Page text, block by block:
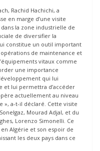
Rachid Hachichi, a
en marge d’une visite
la zone industrielle de
de diversifier la
constitue un outil important
opérations de maintenance et
vitaux comme
une importance
qui lui
et lui permettra d’accéder
actuellement au niveau
», a-t-il déclaré. Cette visite
Mourad Adjal, et du
Lorenzo Simonelli. Ce
Algérie et son espoir de
les deux pays dans ce